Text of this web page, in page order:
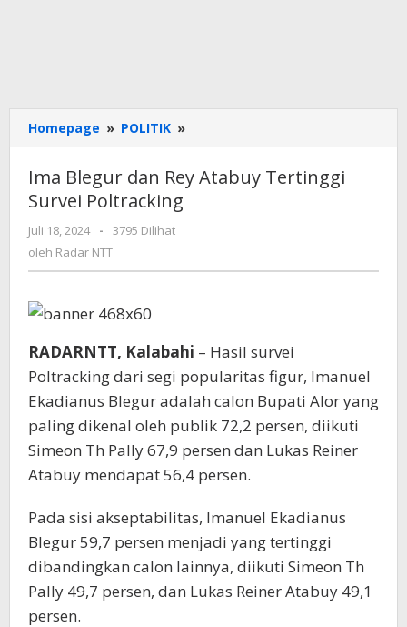
Homepage » POLITIK »
Blegur
Rey
Ima Blegur dan Rey Atabuy Tertinggi
Survei Poltracking
Juli 18, 2024
oleh
Radar
-
3795 Dilihat
oleh Radar NTT
RADARNTT, Kalabahi – Hasil survei
Poltracking dari segi popularitas figur, Imanuel
Ekadianus Blegur adalah calon Bupati Alor yang
paling dikenal oleh publik 72,2 persen, diikuti
Simeon Th Pally 67,9 persen dan Lukas Reiner
Atabuy mendapat 56,4 persen.
Pada sisi akseptabilitas, Imanuel Ekadianus
Blegur 59,7 persen menjadi yang tertinggi
dibandingkan calon lainnya, diikuti Simeon Th
Pally 49,7 persen, dan Lukas Reiner Atabuy 49,1
persen.